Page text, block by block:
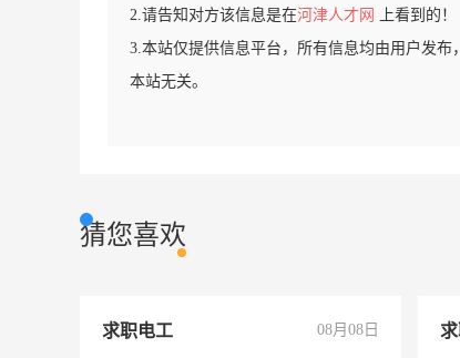
2.请告知对方该信息是在河津人才网
上看到的！
3.本站仅提供信息平台，所有信息均由用户发
本站无关。
猜您喜欢
求职电工 08月08日